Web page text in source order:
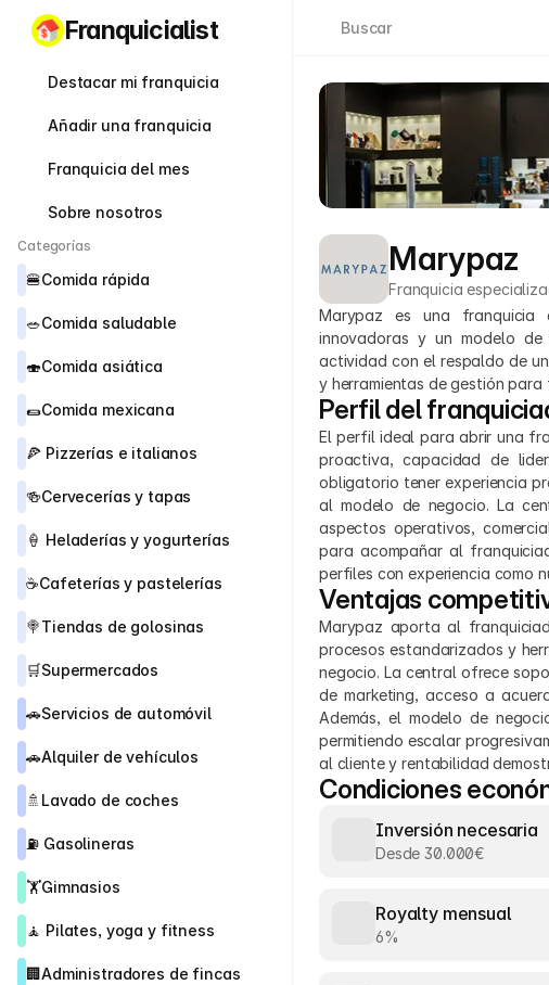
Franquicialist
Destacar mi franquicia
Añadir una franquicia
Franquicia del mes
Sobre nosotros
Categorías
🍔Comida rápida
🥗Comida saludable
🍣Comida asiática
🌯Comida mexicana
🍕 Pizzerías e italianos
🍻Cervecerías y tapas
🍦 Heladerías y yogurterías
☕Cafeterías y pastelerías
🍭Tiendas de golosinas
🛒Supermercados
🚗Servicios de automóvil
🚗Alquiler de vehículos
🚿 Lavado de coches
⛽ Gasolineras
🏋️Gimnasios
🧘 Pilates, yoga y fitness
🏢Administradores de fincas
Buscar
Marypaz
Franquicia
Marypaz es una franquicia
innovadoras y un modelo
actividad con el respaldo de
y herramientas de gestión
Perfil del
El perfil ideal para abrir una
proactiva, capacidad de
obligatorio tener experiencia
al modelo de negocio. La
aspectos operativos,
para acompañar al
perfiles con experiencia como
Ventajas
Marypaz aporta al
procesos estandarizados y
negocio. La central ofrece
de marketing, acceso a
Además, el modelo de
permitiendo escalar
al cliente y rentabilidad
Condiciones
Inversión necesaria
Desde 30.000€
Royalty mensual
6%